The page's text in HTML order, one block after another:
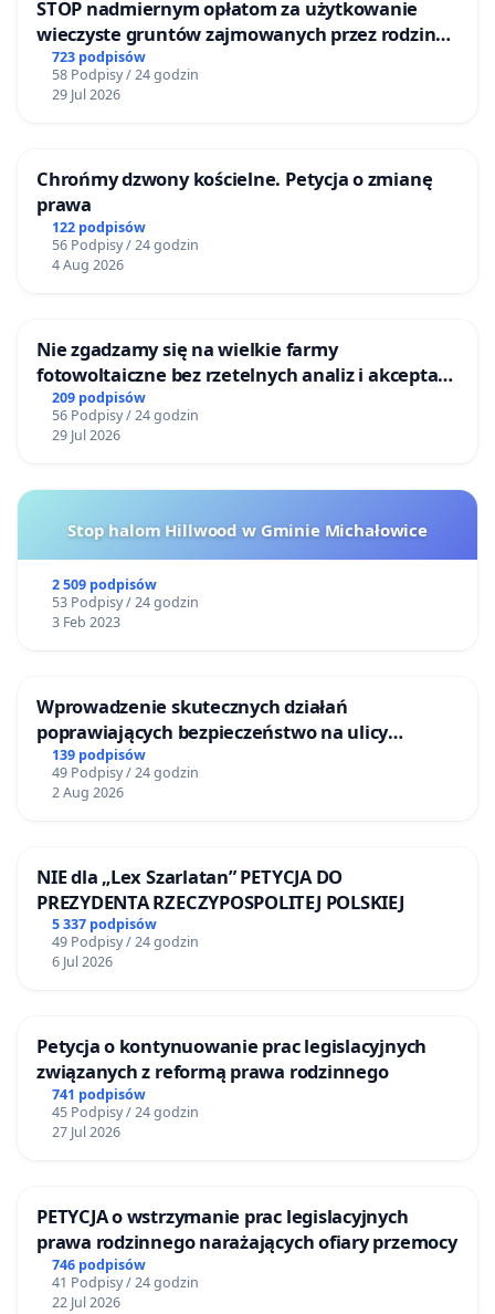
STOP nadmiernym opłatom za użytkowanie
wieczyste gruntów zajmowanych przez rodzinne
ogrody działkowe.
723 podpisów
58 Podpisy / 24 godzin
29 Jul 2026
Chrońmy dzwony kościelne. Petycja o zmianę
prawa
122 podpisów
56 Podpisy / 24 godzin
4 Aug 2026
Nie zgadzamy się na wielkie farmy
fotowoltaiczne bez rzetelnych analiz i akceptacji
mieszkańców
209 podpisów
56 Podpisy / 24 godzin
29 Jul 2026
Stop halom Hillwood w Gminie Michałowice
2 509 podpisów
53 Podpisy / 24 godzin
3 Feb 2023
Wprowadzenie skutecznych działań
poprawiających bezpieczeństwo na ulicy
Żeromskiego w Otwocku
139 podpisów
49 Podpisy / 24 godzin
2 Aug 2026
NIE dla „Lex Szarlatan” PETYCJA DO
PREZYDENTA RZECZYPOSPOLITEJ POLSKIEJ
5 337 podpisów
49 Podpisy / 24 godzin
6 Jul 2026
Petycja o kontynuowanie prac legislacyjnych
związanych z reformą prawa rodzinnego
741 podpisów
45 Podpisy / 24 godzin
27 Jul 2026
PETYCJA o wstrzymanie prac legislacyjnych
prawa rodzinnego narażających ofiary przemocy
746 podpisów
41 Podpisy / 24 godzin
22 Jul 2026